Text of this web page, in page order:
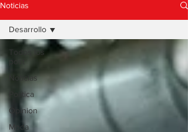
Noticias
Todos los
Noticias
Política
Opinion
Moda
Desarrollo